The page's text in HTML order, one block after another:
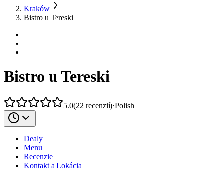
Kraków
Bistro u Tereski
Bistro u Tereski
5.0(22 recenzií)·Polish
Dealy
Menu
Recenzie
Kontakt a Lokácia